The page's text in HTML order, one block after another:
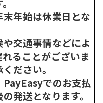
年始は休業日とな
交通事情などによ
ることがございま
ださい。
でのお支払
発送となります。